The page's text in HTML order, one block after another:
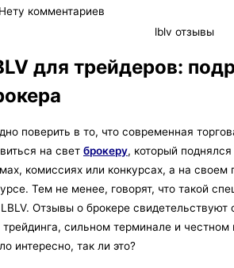
комментариев
для трейдеров:
поверить в то, что современная
на свет брокеру, который
комиссиях или конкурсах, а на своем
Тем не менее, говорят, что такой
LBLV. Отзывы о брокере свидетельствуют
трейдинга, сильном терминале и
интересно, так ли это?